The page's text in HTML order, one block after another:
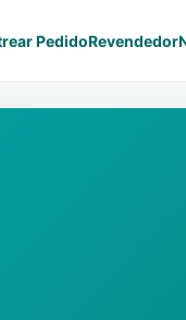
PedidoRevendedor